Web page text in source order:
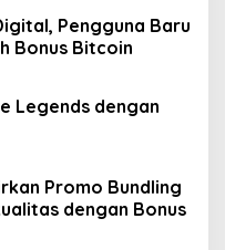
Pengguna Baru
Bonus Bitcoin
Legends dengan
Promo Bundling
dengan Bonus